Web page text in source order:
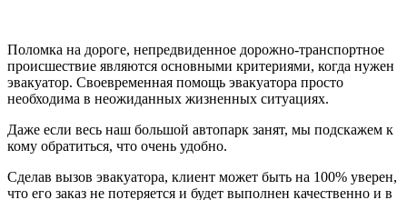
Поломка на дороге, непредвиденное дорожно-транспортное
происшествие являются основными критериями, когда нужен
эвакуатор. Своевременная помощь эвакуатора просто
необходима в неожиданных жизненных ситуациях.
Даже если весь наш большой автопарк занят, мы подскажем к
кому обратиться, что очень удобно.
Сделав вызов эвакуатора, клиент может быть на 100% уверен,
что его заказ не потеряется и будет выполнен качественно и в